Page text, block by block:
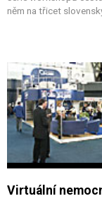
něm na třicet
Virtuální